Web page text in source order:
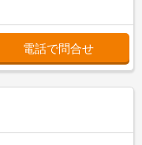
電話で問合せ